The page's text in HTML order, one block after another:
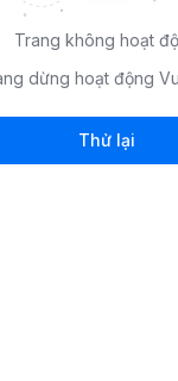
Trang không hoạt
dừng hoạt động
Thử lại